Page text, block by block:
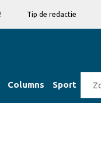
Tip de redactie
Columns Sport